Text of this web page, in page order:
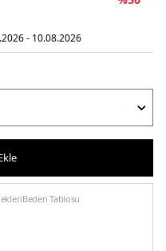
- 10.08.2026
Beden Tablosu